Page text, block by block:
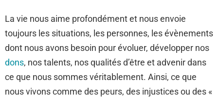
La vie nous aime profondément et nous envoie
toujours les situations, les personnes, les évènements
dont nous avons besoin pour évoluer, développer nos
dons, nos talents, nos qualités d’être et advenir dans
ce que nous sommes véritablement. Ainsi, ce que
nous vivons comme des peurs, des injustices ou des «